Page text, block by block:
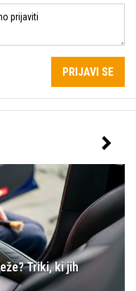
PRIJAVI SE
Triki, ki jih